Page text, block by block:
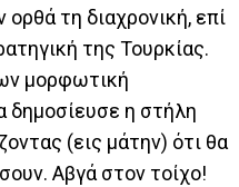
τη διαχρονική, επί
της Τουρκίας.
μορφωτική
δημοσίευσε η στήλη
(εις μάτην) ότι θα
Αβγά στον τοίχο!